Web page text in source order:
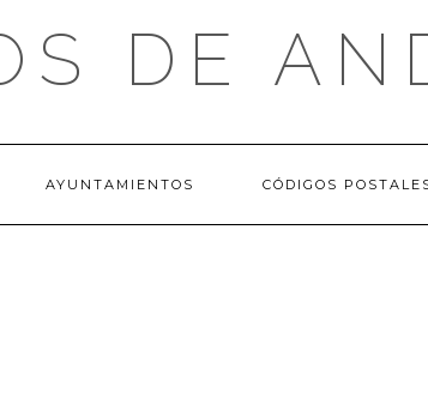
DE
AYUNTAMIENTOS CÓDIGOS